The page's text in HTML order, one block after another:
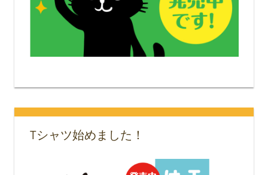
Tシャツ始めました！